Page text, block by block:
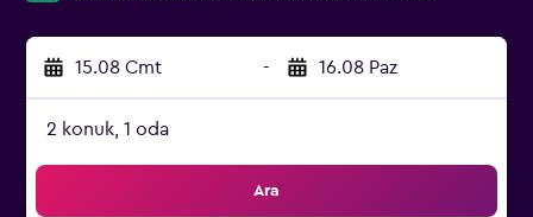
15.08 Cmt - 16.08 Paz
2 konuk, 1 oda
Ara